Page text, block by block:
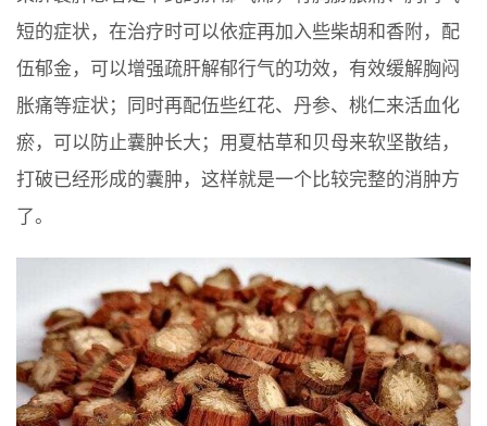
短的症状，在治疗时可以依症再加入些柴胡和香附，配
伍郁金，可以增强疏肝解郁行气的功效，有效缓解胸闷
胀痛等症状；同时再配伍些红花、丹参、桃仁来活血化
瘀，可以防止囊肿长大；用夏枯草和贝母来软坚散结，
打破已经形成的囊肿，这样就是一个比较完整的消肿方
了。